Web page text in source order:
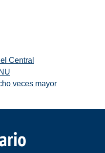
Central
veces mayor